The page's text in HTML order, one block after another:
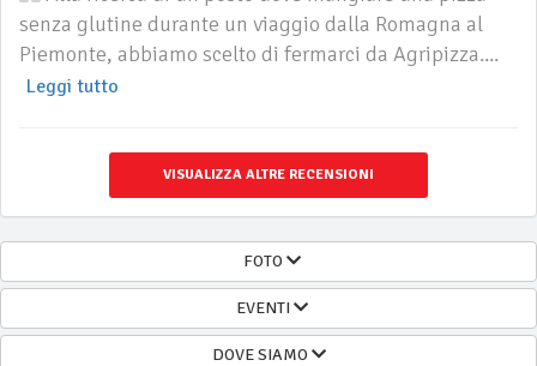
senza glutine durante un viaggio dalla Romagna al
Piemonte, abbiamo scelto di fermarci da Agripizza....
Leggi tutto
VISUALIZZA ALTRE RECENSIONI
FOTO
EVENTI
DOVE SIAMO